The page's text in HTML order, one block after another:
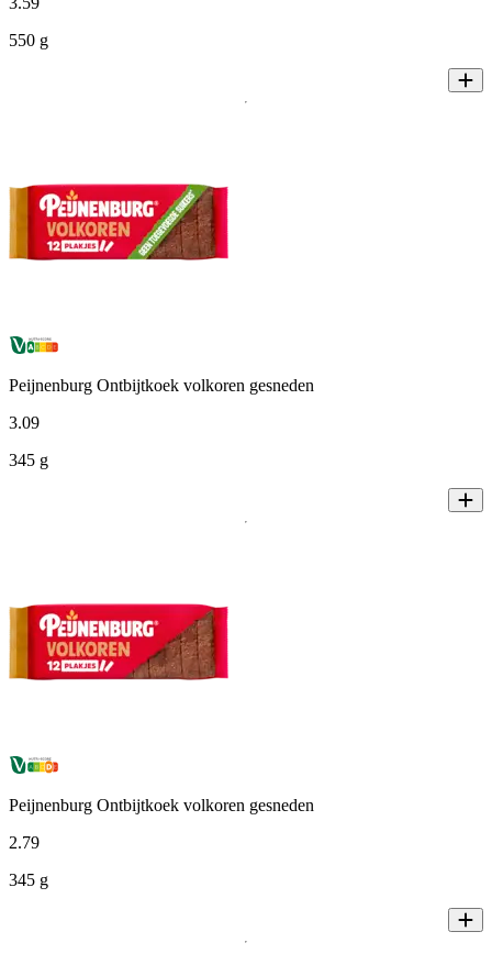
550 g
Peijnenburg Ontbijtkoek volkoren gesneden
3.09
345 g
Peijnenburg Ontbijtkoek volkoren gesneden
2.79
345 g